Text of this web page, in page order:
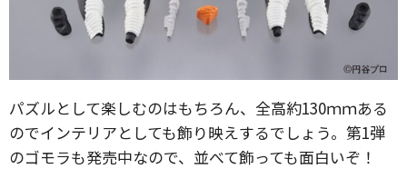
パズルとして楽しむのはもちろん、全高約130ｍｍある
のでインテリアとしても飾り映えするでしょう。第1弾
のゴモラも発売中なので、並べて飾っても面白いぞ！